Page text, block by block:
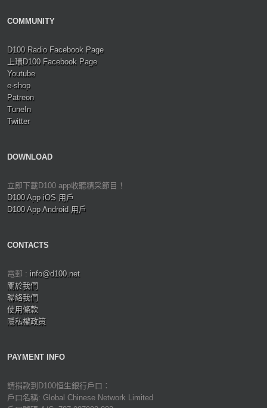
COMMUNITY
D100 Radio Facebook Page
上環D100 Facebook Page
Youtube
e-shop
Patreon
TuneIn
Twitter
DOWNLOAD
立即下載D100 app收聽精采節目！
D100 App iOS 用戶
D100 App Android 用戶
CONTACTS
電郵 : info@d100.net
關於我們
聯絡我們
使用條款
隱私權政策
PAYMENT INFO
請捐款到D100恒生銀行戶口：
戶口名稱: Global Chinese Network Limited